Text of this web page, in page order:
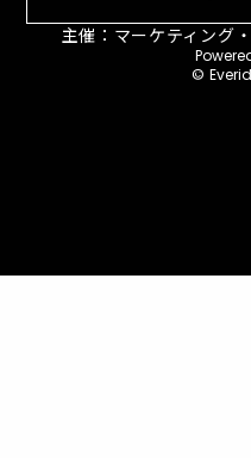
主催：マーケティング
©